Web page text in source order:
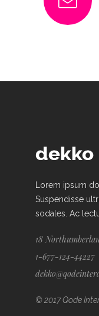
Lorem ipsum
Suspendisse
sodales. Ac
18
1-677-124-44227
© 2017 Qode